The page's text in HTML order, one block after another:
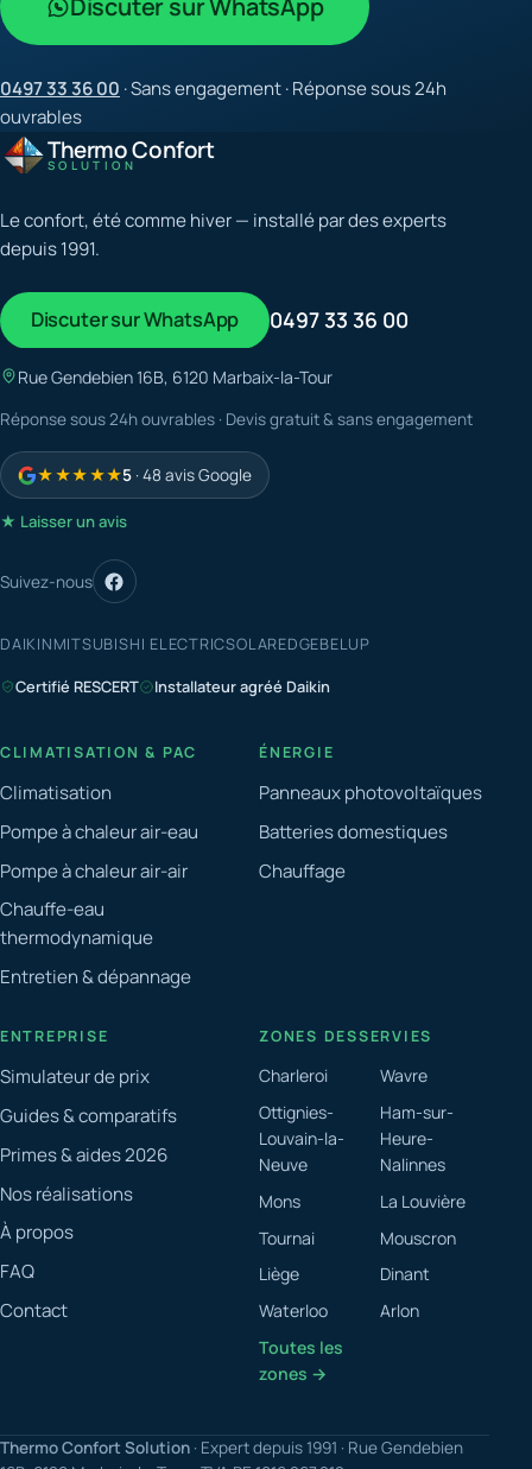
Discuter sur WhatsApp
0497 33 36 00 · Sans engagement · Réponse sous 24h
ouvrables
Thermo Confort
SOLUTION
Le confort, été comme hiver — installé par des experts
depuis 1991.
Discuter sur WhatsApp 0497 33 36 00
Rue Gendebien 16B, 6120 Marbaix-la-Tour
Réponse sous 24h ouvrables · Devis gratuit & sans engagement
★★★★★5 · 48 avis Google
★ Laisser un avis
Suivez-nous
DAIKINMITSUBISHI ELECTRICSOLAREDGEBELUP
Certifié RESCERT
Installateur agréé Daikin
CLIMATISATION & PAC
Climatisation
Pompe à chaleur air-eau
Pompe à chaleur air-air
Chauffe-eau
thermodynamique
Entretien & dépannage
ÉNERGIE
Panneaux photovoltaïques
Batteries domestiques
Chauffage
ENTREPRISE
Simulateur de prix
Guides & comparatifs
Primes & aides 2026
Nos réalisations
À propos
FAQ
Contact
ZONES DESSERVIES
Charleroi
Wavre
Ottignies-
Louvain-la-
Neuve
Ham-sur-
Heure-
Nalinnes
Mons
La Louvière
Tournai
Mouscron
Liège
Dinant
Waterloo
Arlon
Toutes les
zones →
Thermo Confort Solution · Expert depuis 1991 · Rue Gendebien